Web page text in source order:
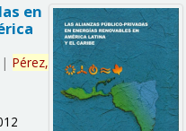
en
| Pérez,